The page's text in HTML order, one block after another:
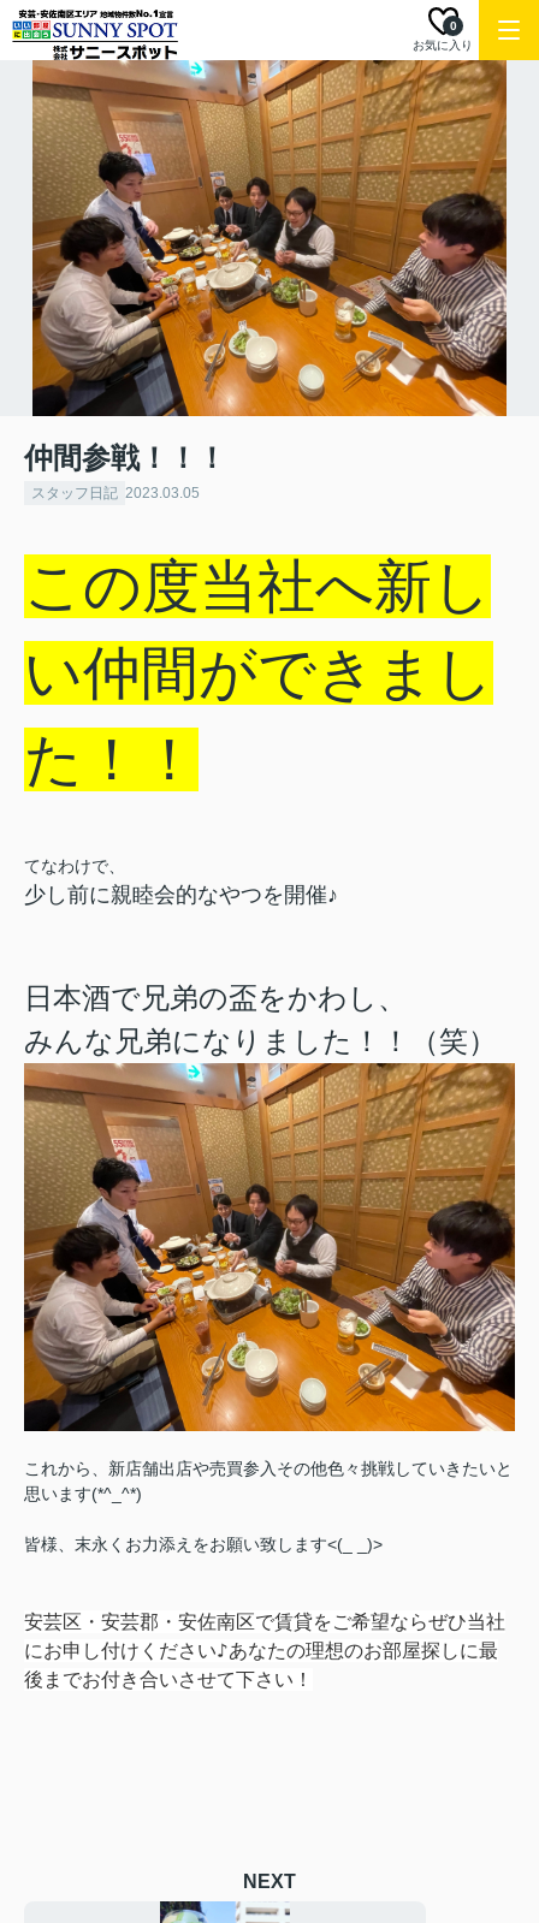
お気に入り
0
仲間参戦！！！
スタッフ日記 2023.03.05
この度当社へ新し
い仲間ができまし
た！！
てなわけで、
少し前に親睦会的なやつを開催♪
日本酒で兄弟の盃をかわし、
みんな兄弟になりました！！（笑）
これから、新店舗出店や売買参入その他色々挑戦していきたいと
思います(*^_^*)
皆様、末永くお力添えをお願い致します<(_ _)>
安芸区・安芸郡・安佐南区で賃貸をご希望ならぜひ当社
にお申し付けください♪あなたの理想のお部屋探しに最
後までお付き合いさせて下さい！
NEXT